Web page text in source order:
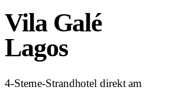
Vila Galé
Lagos
4-Sterne-Strandhotel direkt am